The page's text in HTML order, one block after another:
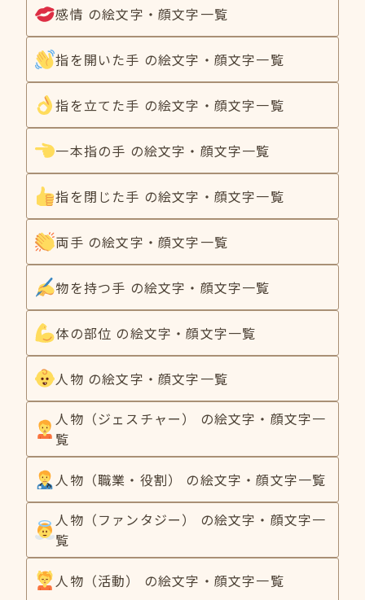
感情 の絵文字・顔文字一覧
指を開いた手 の絵文字・顔文字一覧
指を立てた手 の絵文字・顔文字一覧
一本指の手 の絵文字・顔文字一覧
指を閉じた手 の絵文字・顔文字一覧
両手 の絵文字・顔文字一覧
物を持つ手 の絵文字・顔文字一覧
体の部位 の絵文字・顔文字一覧
人物 の絵文字・顔文字一覧
人物（ジェスチャー） の絵文字・顔文字一
覧
人物（職業・役割） の絵文字・顔文字一覧
人物（ファンタジー） の絵文字・顔文字一
覧
人物（活動） の絵文字・顔文字一覧